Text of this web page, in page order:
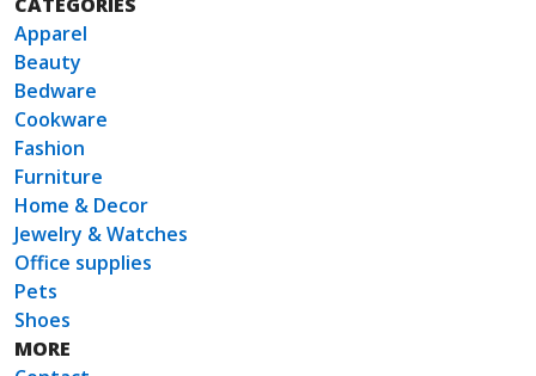
Apparel
Beauty
Bedware
Cookware
Fashion
Furniture
Home & Decor
Jewelry & Watches
Office supplies
Pets
Shoes
MORE